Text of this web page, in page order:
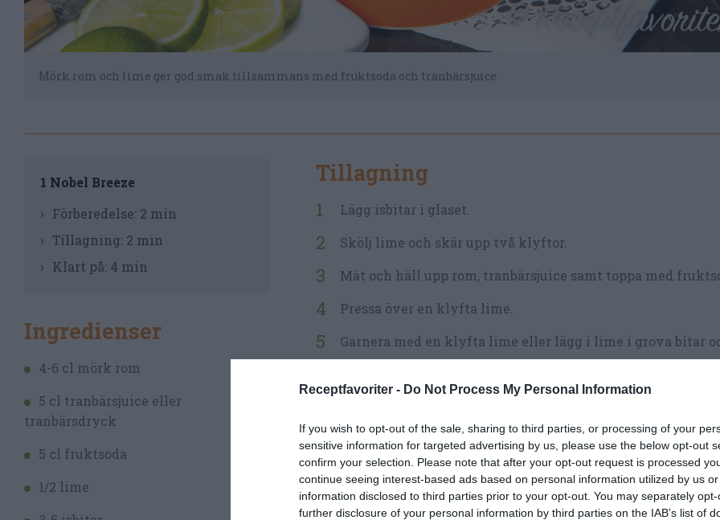
Receptfavoriter - Do Not Process My Personal Information
If you wish to opt-out of the sale, sharing to third parties, or processing of your
sensitive information for targeted advertising by us, please use the below opt-out
confirm your selection. Please note that after your opt-out request is processed
continue seeing interest-based ads based on personal information utilized by us
information disclosed to third parties prior to your opt-out. You may separately
further disclosure of your personal information by third parties on the IAB’s list of
Mörk rom och lime ger god smak tillsammans med fruktsoda och tranbärsjuice.
1 Nobel Breeze
Förberedelse: 2 min
Tillagning: 2 min
Klart på: 4 min
Ingredienser
4-6 cl mörk rom
5 cl tranbärsjuice eller
tranbärsdryck
5 cl fruktsoda
1/2 lime
Tillagning
Lägg isbitar i glaset.
Skölj lime och skär upp två klyftor.
Mät och häll upp rom, tranbärsjuice samt toppa med
Pressa över en klyfta lime.
Garnera med en klyfta lime eller lägg i lime i grova bitar